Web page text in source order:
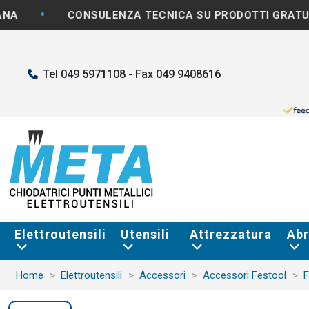
CONSULENZA TECNICA SU PRODOTTI GRATUITA •
Tel 049 5971108 - Fax 049 9408616
Elettroutensili Utensili Attrezzatura
Home Elettroutensili Accessori Accessori Festool